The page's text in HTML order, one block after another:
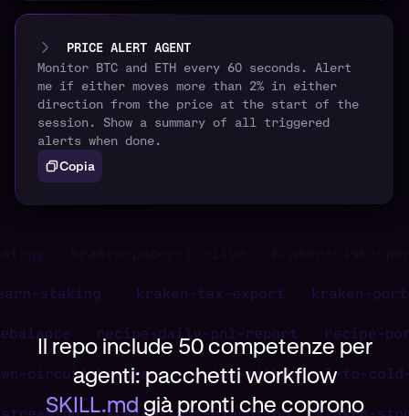
PRICE ALERT AGENT
Monitor BTC and ETH every 60 seconds. Alert
me if either moves more than 2% in either
direction from the price at the start of the
session. Show a summary of all triggered
alerts when done.
Copia
Il repo include 50 competenze per
agenti: pacchetti workflow
SKILL.mdgià pronti che coprono